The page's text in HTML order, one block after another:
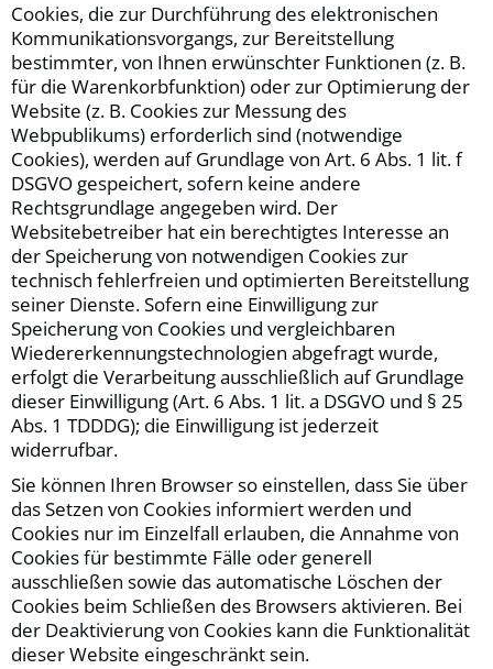
Cookies, die zur Durchführung des elektronischen
Kommunikationsvorgangs, zur Bereitstellung
bestimmter, von Ihnen erwünschter Funktionen (z. B.
für die Warenkorbfunktion) oder zur Optimierung der
Website (z. B. Cookies zur Messung des
Webpublikums) erforderlich sind (notwendige
Cookies), werden auf Grundlage von Art. 6 Abs. 1 lit. f
DSGVO gespeichert, sofern keine andere
Rechtsgrundlage angegeben wird. Der
Websitebetreiber hat ein berechtigtes Interesse an
der Speicherung von notwendigen Cookies zur
technisch fehlerfreien und optimierten Bereitstellung
seiner Dienste. Sofern eine Einwilligung zur
Speicherung von Cookies und vergleichbaren
Wiedererkennungstechnologien abgefragt wurde,
erfolgt die Verarbeitung ausschließlich auf Grundlage
dieser Einwilligung (Art. 6 Abs. 1 lit. a DSGVO und § 25
Abs. 1 TDDDG); die Einwilligung ist jederzeit
widerrufbar.
Sie können Ihren Browser so einstellen, dass Sie über
das Setzen von Cookies informiert werden und
Cookies nur im Einzelfall erlauben, die Annahme von
Cookies für bestimmte Fälle oder generell
ausschließen sowie das automatische Löschen der
Cookies beim Schließen des Browsers aktivieren. Bei
der Deaktivierung von Cookies kann die Funktionalität
dieser Website eingeschränkt sein.